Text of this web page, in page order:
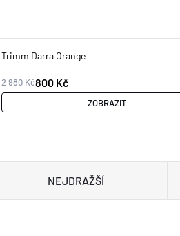
Trimm Darra Orange
2 980 Kč800 Kč
ZOBRAZIT
NEJDRAŽŠÍ